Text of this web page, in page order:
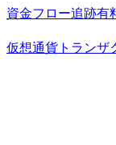
資金フロー追跡有
仮想通貨トランザ